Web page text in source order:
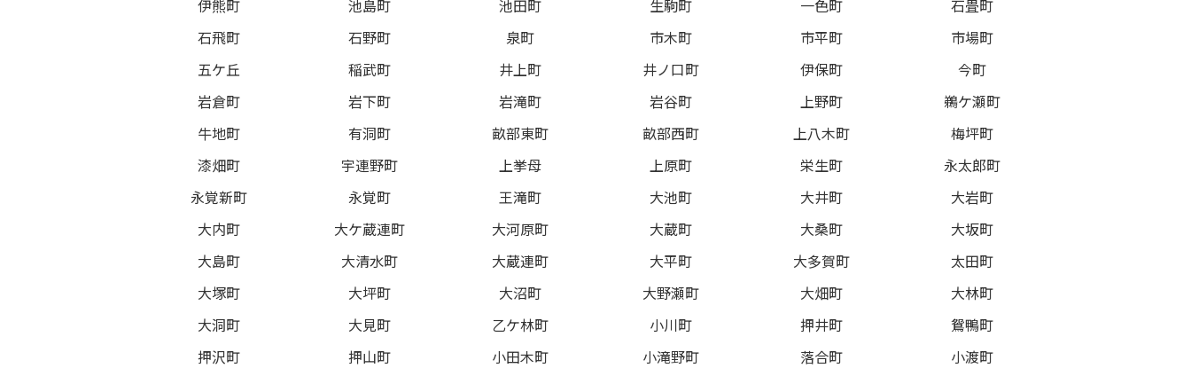
伊熊町
池島町 池田町 生駒町 一色町
石畳町
石飛町
石野町 泉町 市木町 市平町
市場町
五ケ丘
稲武町 井上町 井ノ口町 伊保町
今町
岩倉町
岩下町 岩滝町 岩谷町 上野町
鵜ケ瀬町
牛地町
有洞町 畝部東町 畝部西町 上八木町
梅坪町
漆畑町
宇連野町 上挙母 上原町 栄生町
永太郎町
永覚新町
永覚町 王滝町 大池町 大井町
大岩町
大内町
大ケ蔵連町 大河原町 大蔵町 大桑町
大坂町
大島町
大清水町 大蔵連町 大平町 大多賀町
太田町
大塚町
大坪町 大沼町 大野瀬町 大畑町
大林町
大洞町
大見町 乙ケ林町 小川町 押井町
鴛鴨町
押沢町
押山町 小田木町 小滝野町 落合町
小渡町